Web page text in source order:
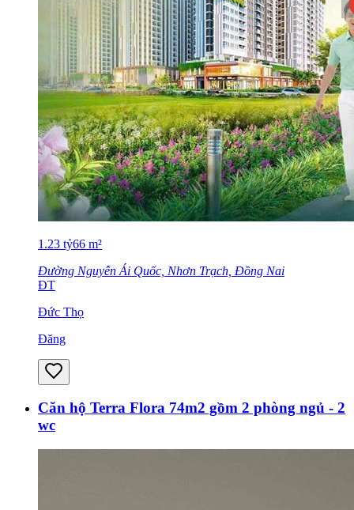
1.23 tỷ66 m²
Đường Nguyễn Ái Quốc, Nhơn Trạch, Đồng Nai
ĐT
Đức Thọ
Đăng
Căn hộ Terra Flora 74m2 gồm 2 phòng ngủ - 2
wc